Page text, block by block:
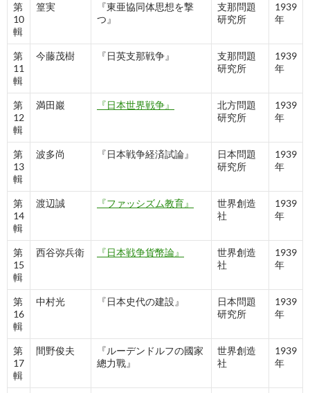
第
10
輯
篁実
『東亜協同体思想を撃
つ』
支那問題
研究所
1939
年
第
11
輯
今藤茂樹 『日英支那戦争』
支那問題
研究所
1939
年
第
12
輯
満田巖 『日本世界戦争』
北方問題
研究所
1939
年
第
13
輯
波多尚 『日本戦争経済試論』
日本問題
研究所
1939
年
第
14
輯
渡辺誠 『ファッシズム教育』
世界創造
社
1939
年
第
15
輯
西谷弥兵衛 『日本戦争貨幣論』
世界創造
社
1939
年
第
16
輯
中村光 『日本史代の建設』
日本問題
研究所
1939
年
第
17
輯
間野俊夫
『ルーデンドルフの國家
總力戰』
世界創造
社
1939
年